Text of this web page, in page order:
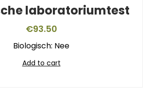
laboratoriumtest
€93.50
Biologisch: Nee
Add to cart